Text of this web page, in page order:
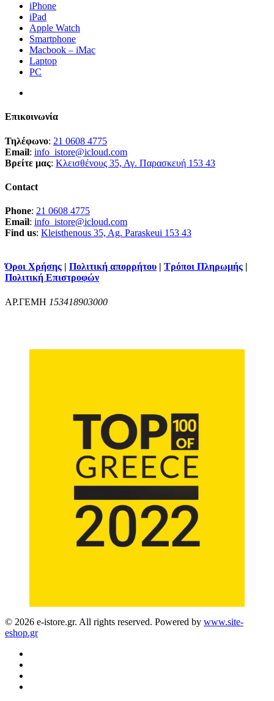
iPhone
iPad
Apple Watch
Smartphone
Macbook – iMac
Laptop
PC
Επικοινωνία
Τηλέφωνο: 21 0608 4775
Email: info_istore@icloud.com
Βρείτε μας: Κλεισθένους 35, Αγ. Παρασκευή 153 43
Contact
Phone: 21 0608 4775
Email: info_istore@icloud.com
Find us: Kleisthenous 35, Ag. Paraskeui 153 43
Όροι Χρήσης Πολιτική απορρήτου Τρόποι Πληρωμής
Πολιτική Επιστροφών
ΑΡ.ΓΕΜΗ 153418903000
© 2026 e-istore.gr. All rights reserved. Powered by www.site-
eshop.gr